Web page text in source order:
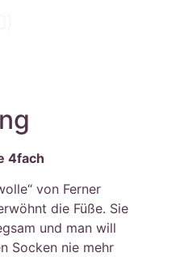
4fach
von Ferner
die Füße. Sie
und man will
Socken nie mehr